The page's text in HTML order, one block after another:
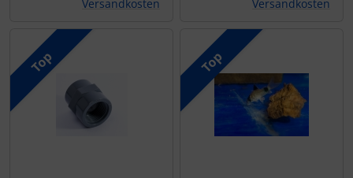
Versandkosten Versandkosten
Top Top